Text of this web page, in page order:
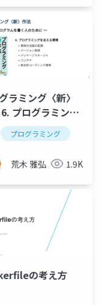
apparmor linux
ラミング〈新〉
る環境
プログラミング
荒木 雅弘 1.9K
の考え方